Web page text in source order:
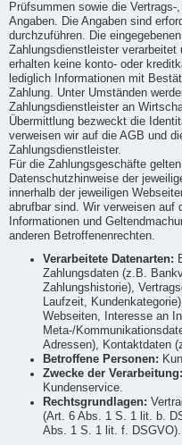
Prüfsummen sowie die
Angaben. Die Angaben sind
durchzuführen. Die
Zahlungsdienstleister
erhalten keine konto- oder
lediglich Informationen mit
Zahlung. Unter Umständen
Zahlungsdienstleister an
Übermittlung bezweckt die
verweisen wir auf die AGB und
Zahlungsdienstleister.
Für die Zahlungsgeschäfte
Datenschutzhinweise der
innerhalb der jeweiligen
abrufbar sind. Wir verweisen auf
Informationen und
anderen Betroffenenrechten.
Verarbeitete Datenarten:
Zahlungsdaten (z.B.
Zahlungshistorie),
Laufzeit,
Webseiten, Interesse an
Meta-/
Adressen), Kontaktdaten
Betroffene Personen:
Zwecke der Verarbeitung:
Kundenservice.
Rechtsgrundlagen:
(Art. 6 Abs. 1 S. 1 lit. b.
Abs. 1 S. 1 lit. f. DSGVO).